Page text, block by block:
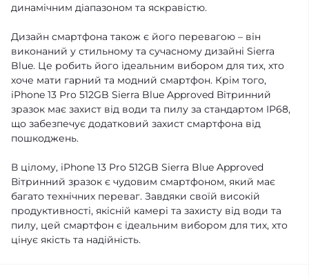
динамічним діапазоном та яскравістю.
Дизайн смартфона також є його перевагою – він
виконаний у стильному та сучасному дизайні Sierra
Blue. Це робить його ідеальним вибором для тих, хто
хоче мати гарний та модний смартфон. Крім того,
iPhone 13 Pro 512GB Sierra Blue Approved Вітринний
зразок має захист від води та пилу за стандартом IP68,
що забезпечує додатковий захист смартфона від
пошкоджень.
В цілому, iPhone 13 Pro 512GB Sierra Blue Approved
Вітринний зразок є чудовим смартфоном, який має
багато технічних переваг. Завдяки своїй високій
продуктивності, якісній камері та захисту від води та
пилу, цей смартфон є ідеальним вибором для тих, хто
цінує якість та надійність.